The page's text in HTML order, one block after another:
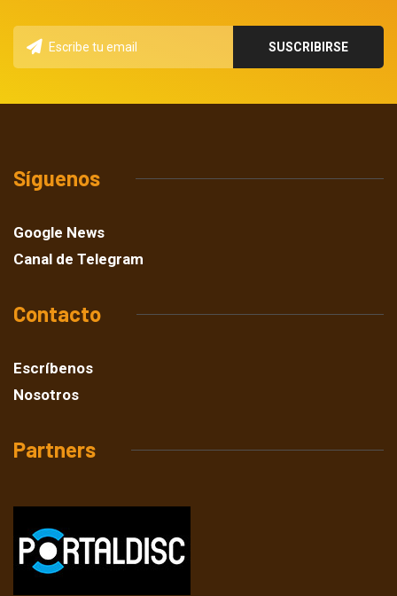
Síguenos
Google News
Canal de Telegram
Contacto
Escríbenos
Nosotros
Partners